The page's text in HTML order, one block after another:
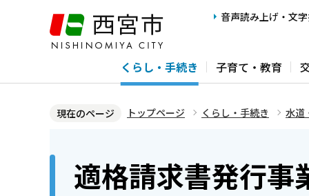
ジ
音声読み上げ・文
くらし・手続き 子育て・教育
現在のページ トップページ くらし・手続き 水道
適格請求書発行事